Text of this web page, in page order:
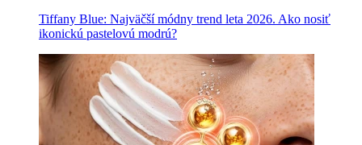
Tiffany Blue: Najväčší módny trend leta 2026. Ako nosiť
ikonickú pastelovú modrú?